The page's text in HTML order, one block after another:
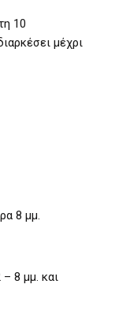
10
μέχρι
8 μμ.
8 μμ. και